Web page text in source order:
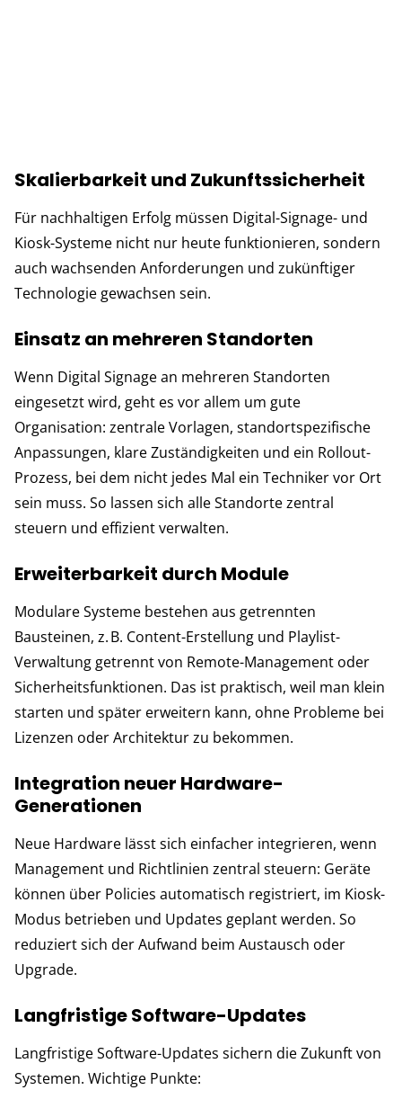
Skalierbarkeit und Zukunftssicherheit
Für nachhaltigen Erfolg müssen Digital-Signage- und
Kiosk-Systeme nicht nur heute funktionieren, sondern
auch wachsenden Anforderungen und zukünftiger
Technologie gewachsen sein.
Einsatz an mehreren Standorten
Wenn Digital Signage an mehreren Standorten
eingesetzt wird, geht es vor allem um gute
Organisation: zentrale Vorlagen, standortspezifische
Anpassungen, klare Zuständigkeiten und ein Rollout-
Prozess, bei dem nicht jedes Mal ein Techniker vor Ort
sein muss. So lassen sich alle Standorte zentral
steuern und effizient verwalten.
Erweiterbarkeit durch Module
Modulare Systeme bestehen aus getrennten
Bausteinen, z. B. Content-Erstellung und Playlist-
Verwaltung getrennt von Remote-Management oder
Sicherheitsfunktionen. Das ist praktisch, weil man klein
starten und später erweitern kann, ohne Probleme bei
Lizenzen oder Architektur zu bekommen.
Integration neuer Hardware-
Generationen
Neue Hardware lässt sich einfacher integrieren, wenn
Management und Richtlinien zentral steuern: Geräte
können über Policies automatisch registriert, im Kiosk-
Modus betrieben und Updates geplant werden. So
reduziert sich der Aufwand beim Austausch oder
Upgrade.
Langfristige Software-Updates
Langfristige Software-Updates sichern die Zukunft von
Systemen. Wichtige Punkte: